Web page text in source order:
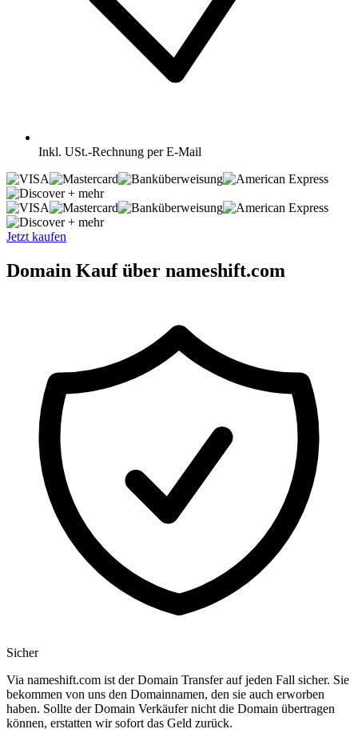
Inkl. USt.-Rechnung per E-Mail
+ mehr
+ mehr
Jetzt kaufen
Domain Kauf über nameshift.com
Sicher
Via nameshift.com ist der Domain Transfer auf jeden Fall sicher. Sie
bekommen von uns den Domainnamen, den sie auch erworben
haben. Sollte der Domain Verkäufer nicht die Domain übertragen
können, erstatten wir sofort das Geld zurück.